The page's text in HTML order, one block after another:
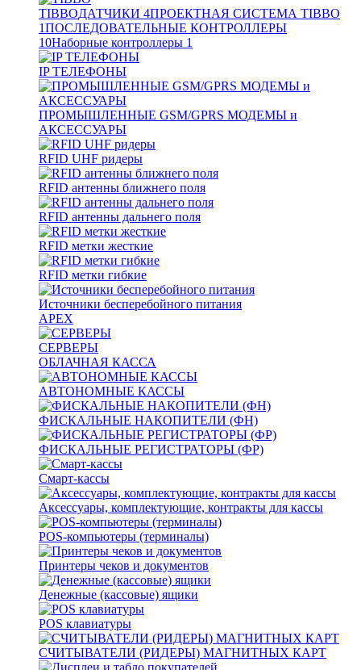
TIBBOДАТЧИКИ 4ПРОЕКТНАЯ СИСТЕМА TIBBO
1ПОСЛЕДОВАТЕЛЬНЫЕ КОНТРОЛЛЕРЫ
10Наборные контроллеры 1
IP ТЕЛЕФОНЫ
ПРОМЫШЛЕННЫЕ GSM/GPRS МОДЕМЫ и
АКСЕССУАРЫ
RFID UHF ридеры
RFID антенны ближнего поля
RFID антенны дальнего поля
RFID метки жесткие
RFID метки гибкие
Источники бесперебойного питания
APEX
СЕРВЕРЫ
ОБЛАЧНАЯ КАССА
АВТОНОМНЫЕ КАССЫ
ФИСКАЛЬНЫЕ НАКОПИТЕЛИ (ФН)
ФИСКАЛЬНЫЕ РЕГИСТРАТОРЫ (ФР)
Смарт-кассы
Аксессуары, комплектующие, контракты для кассы
POS-компьютеры (терминалы)
Принтеры чеков и документов
Денежные (кассовые) ящики
POS клавиатуры
СЧИТЫВАТЕЛИ (РИДЕРЫ) МАГНИТНЫХ КАРТ